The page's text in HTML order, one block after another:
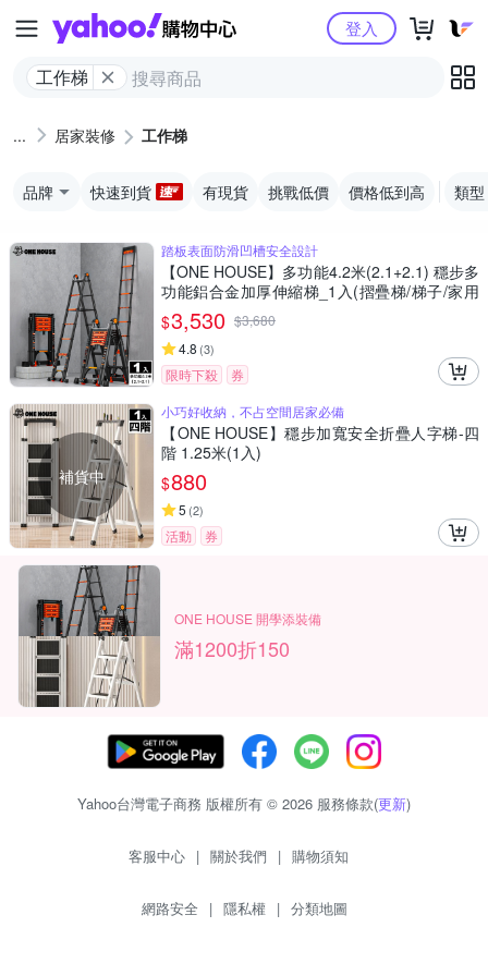
Yahoo購物中心
工作梯
登入
居家裝修 工作梯
品牌 快速到貨 有現貨 挑戰低價 價格低到高 類型
踏板表面防滑凹槽安全設計
【ONE HOUSE】多功能4.2米(2.1+2.1) 穩步多
功能鋁合金加厚伸縮梯_1入(摺疊梯/梯子/家用
梯/人字梯/A字梯/鋁梯)
$3,530 $3,680
4.8 (3)
限時下殺 券
補貨中
小巧好收納，不占空間居家必備
【ONE HOUSE】穩步加寬安全折疊人字梯-四
階 1.25米(1入)
$880
5 (2)
活動 券
ONE HOUSE 開學添裝備
滿1200折150
Yahoo台灣電子商務 版權所有 © 2026 服務條款(更新)
客服中心 | 關於我們 | 購物須知
網路安全 | 隱私權 | 分類地圖